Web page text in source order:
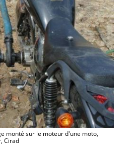
monté sur le moteur d'une moto,
Cirad